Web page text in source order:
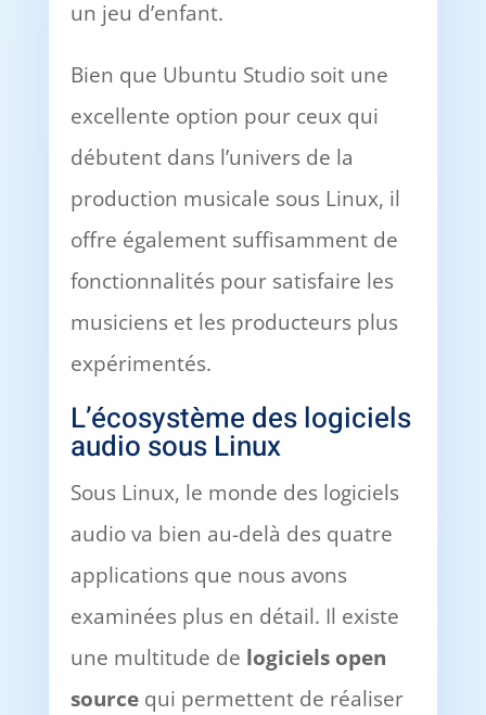
un jeu d’enfant.
Bien que Ubuntu Studio soit une
excellente option pour ceux qui
débutent dans l’univers de la
production musicale sous Linux, il
offre également suffisamment de
fonctionnalités pour satisfaire les
musiciens et les producteurs plus
expérimentés.
L’écosystème des logiciels
audio sous Linux
Sous Linux, le monde des logiciels
audio va bien au-delà des quatre
applications que nous avons
examinées plus en détail. Il existe
une multitude de logiciels open
sourcequi permettent de réaliser